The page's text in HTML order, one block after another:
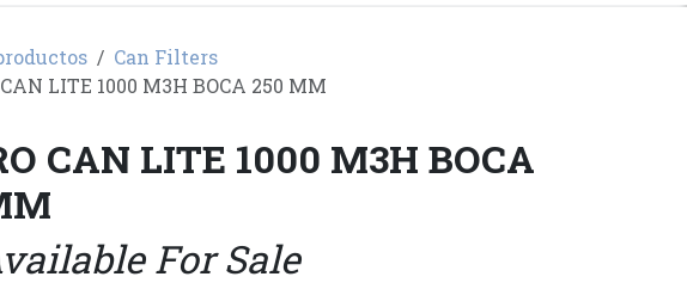
Can Filters
LITE 1000 M3H BOCA 250 MM
CAN LITE 1000 M3H BOCA
For Sale